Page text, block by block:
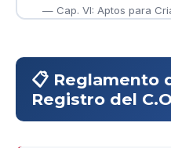
— Cap. VI: Aptos para
— Cap. IX: Sanciones
— Cap. X: Disposiciones
📋 Reglamento
Registro del